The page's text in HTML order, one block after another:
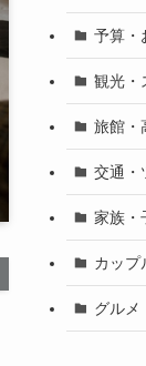
予算・
観光・
旅館・
交通・
家族・
カップ
グルメ